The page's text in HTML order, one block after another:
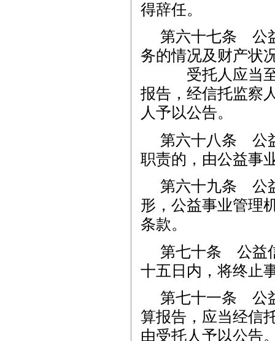
得辞任。
第六十七条 公
务的情况及财产状
受托人应当至少
报告，经信托监察
人予以公告。
第六十八条 公
职责的，由公益事
第六十九条 公
形，公益事业管理
条款。
第七十条 公益
十五日内，将终止
第七十一条 公
算报告，应当经信
由受托人予以公告